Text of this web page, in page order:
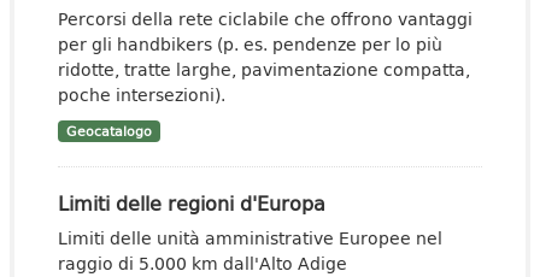
Percorsi della rete ciclabile che offrono vantaggi
per gli handbikers (p. es. pendenze per lo più
ridotte, tratte larghe, pavimentazione compatta,
poche intersezioni).
Geocatalogo
Limiti delle regioni d'Europa
Limiti delle unità amministrative Europee nel
raggio di 5.000 km dall'Alto Adige